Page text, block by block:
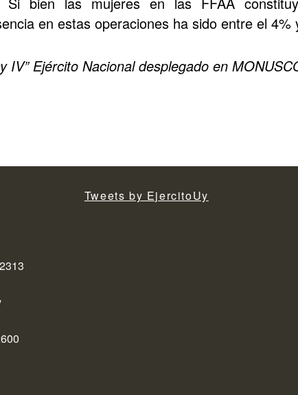
en estas operaciones ha sido entre el 4%
IV” Ejército Nacional desplegado en
Tweets by EjercitoUy